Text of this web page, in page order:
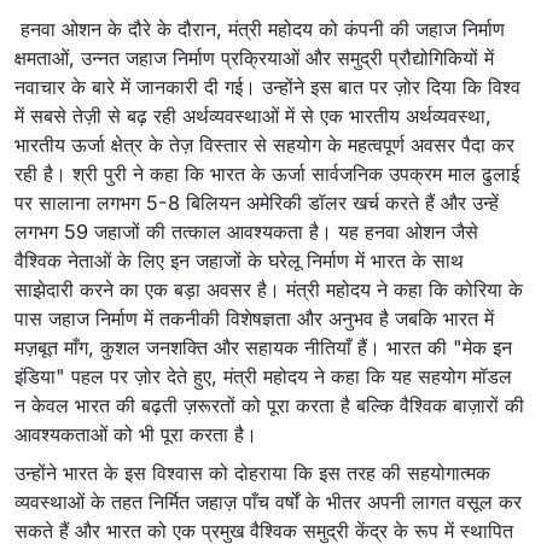
हनवा ओशन के दौरे के दौरान, मंत्री महोदय को कंपनी की जहाज निर्माण
क्षमताओं, उन्नत जहाज निर्माण प्रक्रियाओं और समुद्री प्रौद्योगिकियों में
नवाचार के बारे में जानकारी दी गई। उन्होंने इस बात पर ज़ोर दिया कि विश्‍व
में सबसे तेज़ी से बढ़ रही अर्थव्यवस्थाओं में से एक भारतीय अर्थव्‍यवस्‍था,
भारतीय ऊर्जा क्षेत्र के तेज़ विस्तार से सहयोग के महत्वपूर्ण अवसर पैदा कर
रही है। श्री पुरी ने कहा कि भारत के ऊर्जा सार्वजनिक उपक्रम माल ढुलाई
पर सालाना लगभग 5-8 बिलियन अमेरिकी डॉलर खर्च करते हैं और उन्हें
लगभग 59 जहाजों की तत्काल आवश्यकता है। यह हनवा ओशन जैसे
वैश्विक नेताओं के लिए इन जहाजों के घरेलू निर्माण में भारत के साथ
साझेदारी करने का एक बड़ा अवसर है। मंत्री महोदय ने कहा कि कोरिया के
पास जहाज निर्माण में तकनीकी विशेषज्ञता और अनुभव है जबकि भारत में
मज़बूत माँग, कुशल जनशक्ति और सहायक नीतियाँ हैं। भारत की "मेक इन
इंडिया" पहल पर ज़ोर देते हुए, मंत्री महोदय ने कहा कि यह सहयोग मॉडल
न केवल भारत की बढ़ती ज़रूरतों को पूरा करता है बल्कि वैश्विक बाज़ारों की
आवश्‍यकताओं को भी पूरा करता है।
उन्होंने भारत के इस विश्वास को दोहराया कि इस तरह की सहयोगात्मक
व्यवस्थाओं के तहत निर्मित जहाज़ पाँच वर्षों के भीतर अपनी लागत वसूल कर
सकते हैं और भारत को एक प्रमुख वैश्विक समुद्री केंद्र के रूप में स्थापित